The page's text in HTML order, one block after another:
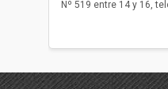
Nº 519 entre 14 y 16,